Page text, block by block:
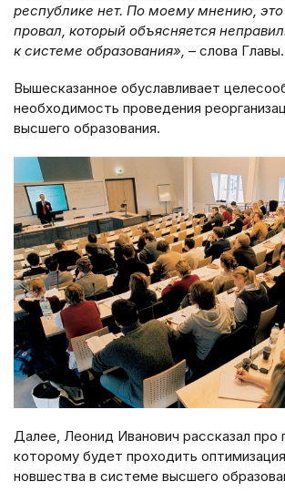
республике нет. По моему мнению,
провал, который объясняется
к системе образования», – слова Главы.
Вышесказанное обуславливает
необходимость проведения
высшего образования.
Далее, Леонид Иванович рассказал про
которому будет проходить
новшества в системе высшего